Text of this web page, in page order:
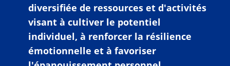
diversifiée de ressources et d'activités
visant à cultiver le potentiel
individuel, à renforcer la résilience
émotionnelle et à favoriser